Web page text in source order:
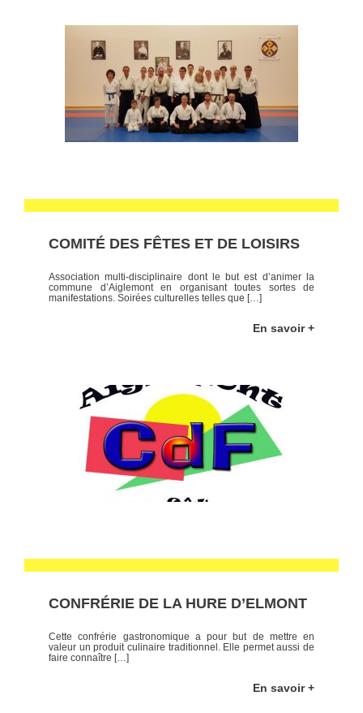
COMITÉ DES FÊTES ET DE LOISIRS
Association multi-disciplinaire dont le but est d’animer la
commune d’Aiglemont en organisant toutes sortes de
manifestations. Soirées culturelles telles que […]
En savoir +
CONFRÉRIE DE LA HURE D’ELMONT
Cette confrérie gastronomique a pour but de mettre en
valeur un produit culinaire traditionnel. Elle permet aussi de
faire connaître […]
En savoir +